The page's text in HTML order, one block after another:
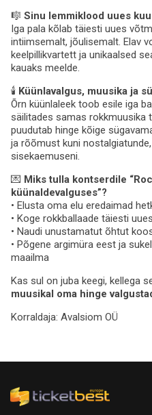
🎼 Sinu lemmiklood uues
Iga pala kõlab täiesti uues
intiimsemalt, jõulisemalt. Elav
keelpillikvartett ja unikaalsed
kauaks meelde.
🕯 Küünlavalgus, muusika ja
Õrn küünlaleek toob esile iga
säilitades samas rokkmuusika
puudutab hinge kõige
ja rõõmust kuni
sisekaemuseni.
💌 Miks tulla kontserdile
küünaldevalguses”?
• Elusta oma elu eredaimad
• Koge rokkballaade täiesti
• Naudi unustamatut õhtut
• Põgene argimüra eest ja
maailma
Kas sul on juba keegi, kellega
muusikal oma hinge
Korraldaja: Avalsiom OÜ